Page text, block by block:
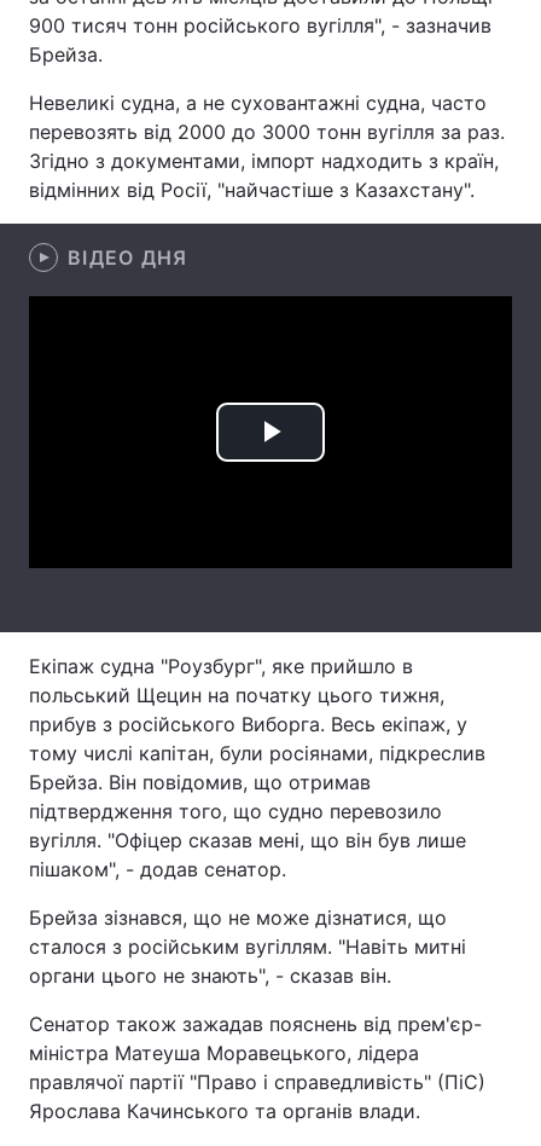
Зброя Інциденти
Цікавинки Погода
Екологія Регіони
Вакансії
Тема оформлення
900 тисяч тонн російського вугілля", - зазначив
Брейза.
Невеликі судна, а не суховантажні судна, часто
перевозять від 2000 до 3000 тонн вугілля за раз.
Згідно з документами, імпорт надходить з країн,
відмінних від Росії, "найчастіше з Казахстану".
ВІДЕО ДНЯ
Play
Екіпаж судна "Роузбург", яке прийшло в
польський Щецин на початку цього тижня,
прибув з російського Виборга. Весь екіпаж, у
тому числі капітан, були росіянами, підкреслив
Брейза. Він повідомив, що отримав
підтвердження того, що судно перевозило
вугілля. "Офіцер сказав мені, що він був лише
пішаком", - додав сенатор.
Брейза зізнався, що не може дізнатися, що
сталося з російським вугіллям. "Навіть митні
органи цього не знають", - сказав він.
Сенатор також зажадав пояснень від прем'єр-
міністра Матеуша Моравецького, лідера
правлячої партії "Право і справедливість" (ПіС)
Ярослава Качинського та органів влади.